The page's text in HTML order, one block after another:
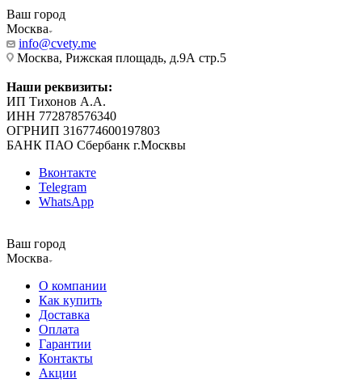
Ваш город
Москва
info@cvety.me
Москва, Рижская площадь, д.9А стр.5
Наши реквизиты:
ИП Тихонов А.А.
ИНН 772878576340
ОГРНИП 316774600197803
БАНК ПАО Сбербанк г.Москвы
Вконтакте
Telegram
WhatsApp
Ваш город
Москва
О компании
Как купить
Доставка
Оплата
Гарантии
Контакты
Акции